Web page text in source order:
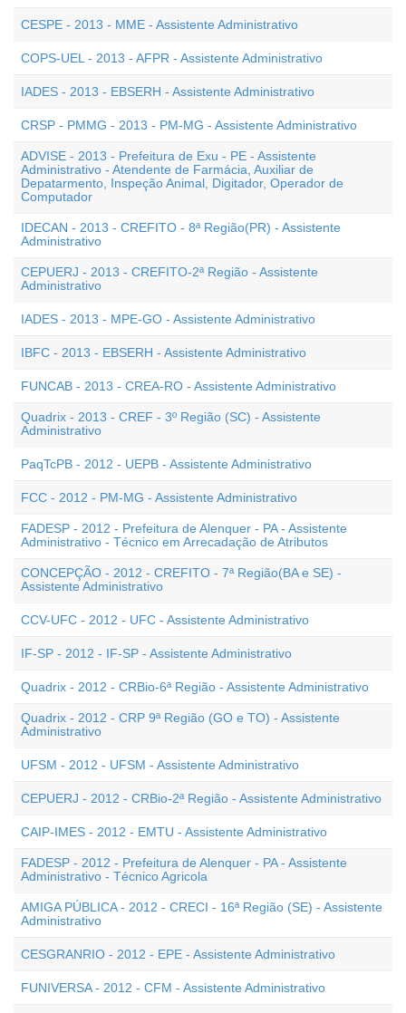
CESPE - 2013 - MME - Assistente Administrativo
COPS-UEL - 2013 - AFPR - Assistente Administrativo
IADES - 2013 - EBSERH - Assistente Administrativo
CRSP - PMMG - 2013 - PM-MG - Assistente Administrativo
ADVISE - 2013 - Prefeitura de Exu - PE - Assistente
Administrativo - Atendente de Farmácia, Auxiliar de
Depatarmento, Inspeção Animal, Digitador, Operador de
Computador
IDECAN - 2013 - CREFITO - 8ª Região(PR) - Assistente
Administrativo
CEPUERJ - 2013 - CREFITO-2ª Região - Assistente
Administrativo
IADES - 2013 - MPE-GO - Assistente Administrativo
IBFC - 2013 - EBSERH - Assistente Administrativo
FUNCAB - 2013 - CREA-RO - Assistente Administrativo
Quadrix - 2013 - CREF - 3º Região (SC) - Assistente
Administrativo
PaqTcPB - 2012 - UEPB - Assistente Administrativo
FCC - 2012 - PM-MG - Assistente Administrativo
FADESP - 2012 - Prefeitura de Alenquer - PA - Assistente
Administrativo - Técnico em Arrecadação de Atributos
CONCEPÇÃO - 2012 - CREFITO - 7ª Região(BA e SE) -
Assistente Administrativo
CCV-UFC - 2012 - UFC - Assistente Administrativo
IF-SP - 2012 - IF-SP - Assistente Administrativo
Quadrix - 2012 - CRBio-6ª Região - Assistente Administrativo
Quadrix - 2012 - CRP 9ª Região (GO e TO) - Assistente
Administrativo
UFSM - 2012 - UFSM - Assistente Administrativo
CEPUERJ - 2012 - CRBio-2ª Região - Assistente Administrativo
CAIP-IMES - 2012 - EMTU - Assistente Administrativo
FADESP - 2012 - Prefeitura de Alenquer - PA - Assistente
Administrativo - Técnico Agricola
AMIGA PÚBLICA - 2012 - CRECI - 16ª Região (SE) - Assistente
Administrativo
CESGRANRIO - 2012 - EPE - Assistente Administrativo
FUNIVERSA - 2012 - CFM - Assistente Administrativo